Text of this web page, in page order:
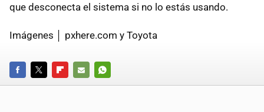
que desconecta el sistema si no lo estás usando.
Imágenes │ pxhere.com y Toyota
FACEBOOKTWITTERFLIPBOARD
E-
WHATSAPP